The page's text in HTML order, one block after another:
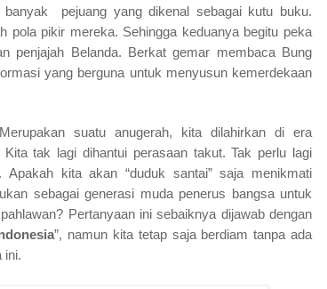
pejuang yang dikenal sebagai kutu buku.
pola pikir mereka. Sehingga keduanya begitu peka
penjajah Belanda. Berkat gemar membaca Bung
yang berguna untuk menyusun kemerdekaan
suatu anugerah, kita dilahirkan di era
tak lagi dihantui perasaan takut. Tak perlu lagi
kita akan “duduk santai” saja menikmati
sebagai generasi muda penerus bangsa untuk
Pertanyaan ini sebaiknya dijawab dengan
”, namun kita tetap saja berdiam tanpa ada
ini.